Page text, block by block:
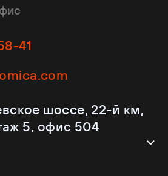
41
шоссе, 22-й км,
5, офис 504